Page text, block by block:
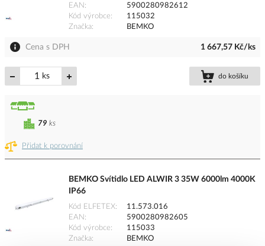
EAN
5900280982612
Kód výrobce
115032
Značka
BEMKO
Cena s DPH 1 667,57 Kč/ks
ks do košíku
Přidat k porovnání
79 ks
BEMKO Svítidlo LED ALWIR 3 35W 6000lm 4000K
IP66
Kód ELFETEX
11.573.016
EAN
5900280982605
Kód výrobce
115033
Značka
BEMKO